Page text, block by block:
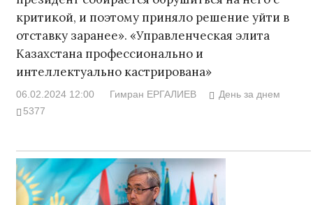
критикой, и поэтому приняло решение уйти в
отставку заранее». «Управленческая элита
Казахстана профессионально и
интеллектуально кастрирована»
06.02.2024 12:00 Гимран ЕРГАЛИЕВ
День за днем
5377